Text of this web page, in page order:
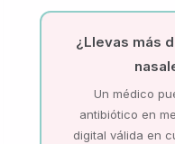
¿Llevas más
Un médico
antibiótico en
digital válida en